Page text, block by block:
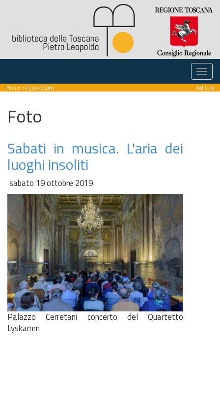
Home» Foto» Zoom Indietro
Foto
Sabati in musica. L'aria dei
luoghi insoliti
sabato 19 ottobre 2019
Palazzo Cerretani concerto del Quartetto
Lyskamm